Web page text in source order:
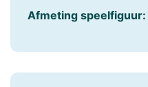
Afmeting speelfiguur: